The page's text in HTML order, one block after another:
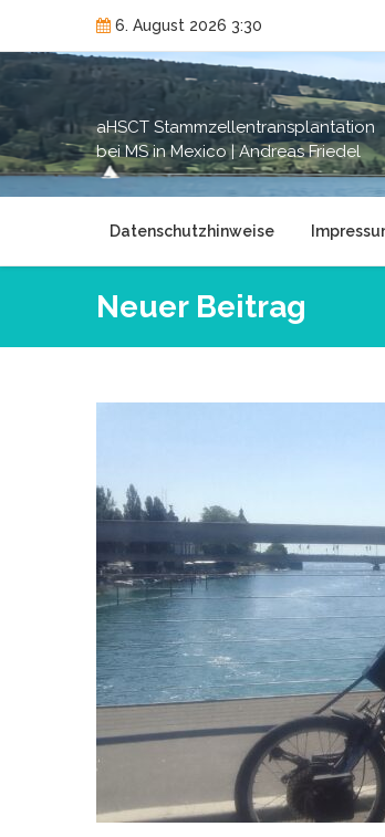
content
6. August 2026 3:30
aHSCT Stammzellentransplantation
bei MS in Mexico | Andreas Friedel
Datenschutzhinweise
Neuer Beitrag